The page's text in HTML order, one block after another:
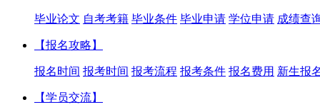
毕业论文 自考考籍 毕业条件 毕业申请 学位申请 成绩查
【报名攻略】
报名时间 报考时间 报考流程 报考条件 报名费用 新生报
【学员交流】